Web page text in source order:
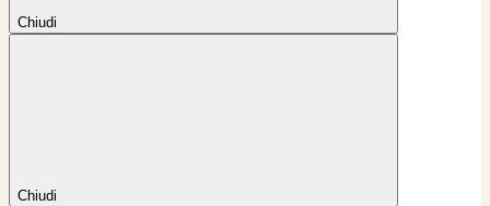
Chiudi
Chiudi